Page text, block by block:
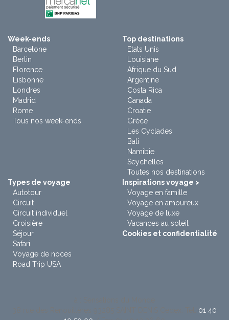
Week-ends
Barcelone
Berlin
Florence
Lisbonne
Londres
Madrid
Rome
Tous nos week-ends
Top destinations
Etats Unis
Louisiane
Afrique du Sud
Argentine
Costa Rica
Canada
Croatie
Grèce
Les Cyclades
Bali
Namibie
Seychelles
Toutes nos destinations
Types de voyage
Autotour
Circuit
Circuit individuel
Croisière
Séjour
Safari
Voyage de noces
Road Trip USA
Inspirations voyage >
Voyage en famille
Voyage en amoureux
Voyage de luxe
Vacances au soleil
Cookies et confidentialité
01 40